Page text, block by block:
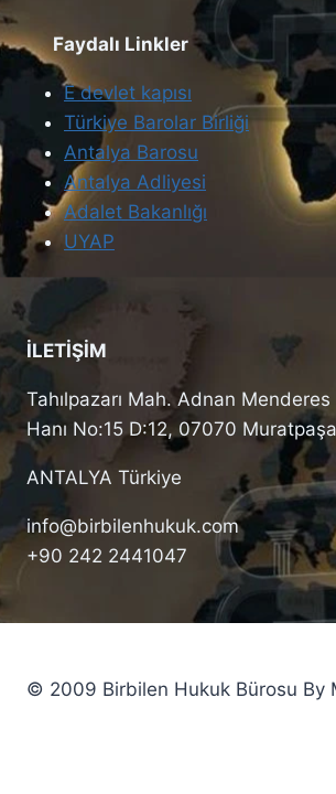
Faydalı Linkler
E devlet kapısı
Türkiye Barolar Birliği
Antalya Barosu
Antalya Adliyesi
Adalet Bakanlığı
UYAP
İLETİŞİM
Tahılpazarı Mah. Adnan Menderes
Hanı No:15 D:12, 07070 Muratpaşa
ANTALYA Türkiye
info@birbilenhukuk.com
+90 242 2441047
© 2009 Birbilen Hukuk Bürosu By